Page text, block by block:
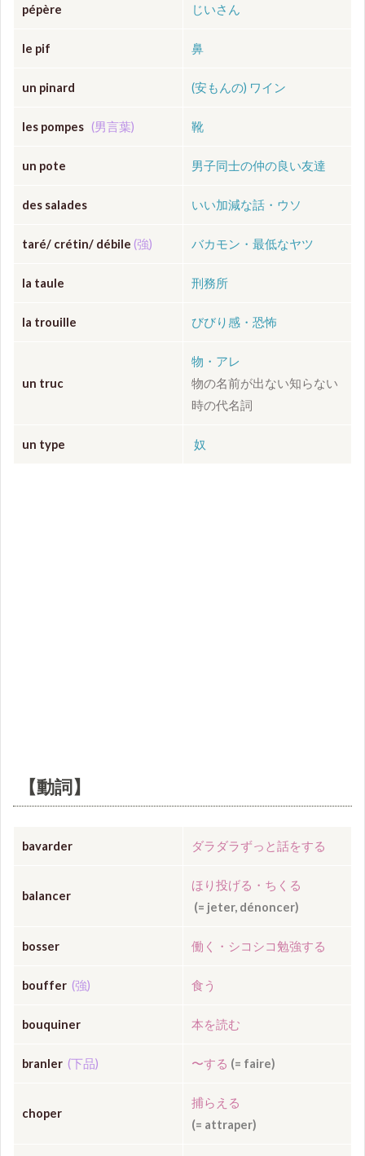
pépère じいさん
le pif 鼻
un pinard (安もんの) ワイン
les pompes (男言葉) 靴
un pote 男子同士の仲の良い友達
des salades いい加減な話・ウソ
taré/ crétin/ débile (強) バカモン・最低なヤツ
la taule 刑務所
la trouille びびり感・恐怖
un truc
物・アレ
物の名前が出ない知らない
時の代名詞
un type 奴
【動詞】
bavarder ダラダラずっと話をする
balancer
ほり投げる・ちくる
(= jeter, dénoncer)
bosser 働く・シコシコ勉強する
bouffer (強) 食う
bouquiner 本を読む
branler (下品) 〜する (= faire)
choper
捕らえる
(= attraper)